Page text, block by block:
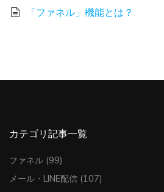
「ファネル」機能とは？
カテゴリ記事一覧
ファネル (99)
メール・LINE配信 (107)